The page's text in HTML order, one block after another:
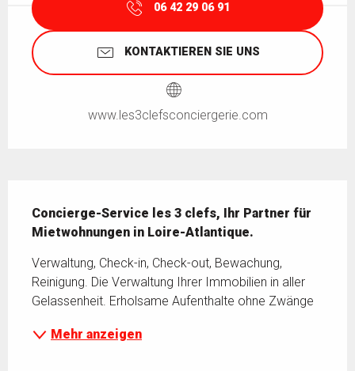
06 42 29 06 91
KONTAKTIEREN SIE UNS
www.les3clefsconciergerie.com
Concierge-Service les 3 clefs, Ihr Partner für
Mietwohnungen in Loire-Atlantique.
Verwaltung, Check-in, Check-out, Bewachung,
Reinigung. Die Verwaltung Ihrer Immobilien in aller
Gelassenheit. Erholsame Aufenthalte ohne Zwänge
Mehr anzeigen